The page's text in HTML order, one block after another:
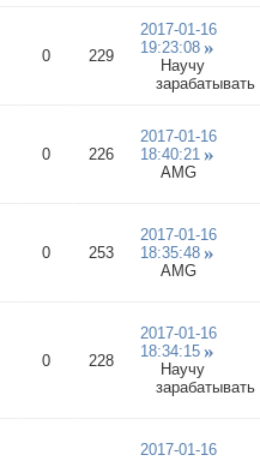
0 229
2017-01-16
19:23:08
Научу
зарабатывать
0 226
2017-01-16
18:40:21
AMG
0 253
2017-01-16
18:35:48
AMG
0 228
2017-01-16
18:34:15
Научу
зарабатывать
2017-01-16